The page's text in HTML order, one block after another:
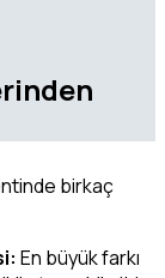
birkaç
En büyük farkı